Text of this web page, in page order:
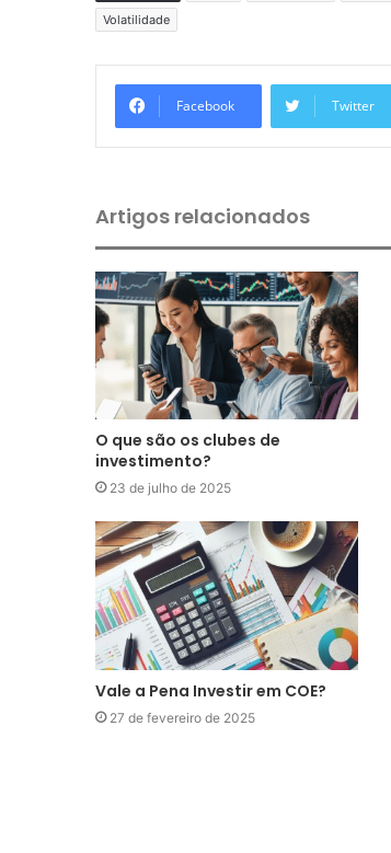
Volatilidade
Facebook Twitter
Artigos relacionados
O que são os clubes de
investimento?
23 de julho de 2025
Vale a Pena Investir em COE?
27 de fevereiro de 2025